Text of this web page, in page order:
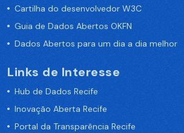
Cartilha do desenvolvedor W3C
Guia de Dados Abertos OKFN
Dados Abertos para um dia a dia melhor
Links de Interesse
Hub de Dados Recife
Inovação Aberta Recife
Portal da Transparência Recife